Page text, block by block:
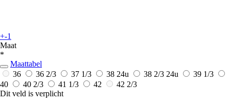
+-1
Maat
*
Maattabel
36
36 2/3 37 1/3 38 24u 38 2/3 24u
39 1/3
40
40 2/3 41 1/3 42
42 2/3
Dit veld is verplicht